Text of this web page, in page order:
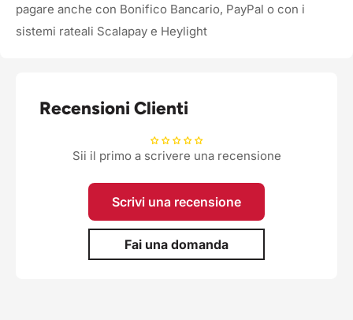
pagare anche con Bonifico Bancario, PayPal o con i
sistemi rateali Scalapay e Heylight
Recensioni Clienti
Sii il primo a scrivere una recensione
Scrivi una recensione
Fai una domanda